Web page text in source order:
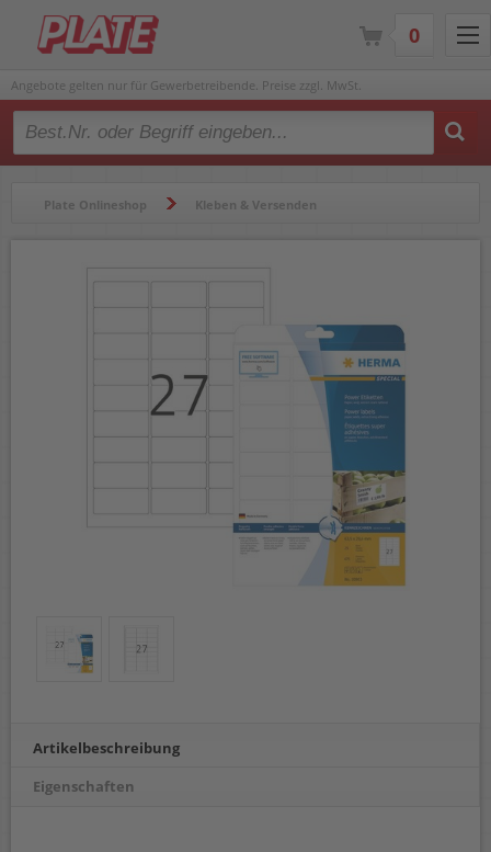
Angebote gelten nur für Gewerbetreibende. Preise zzgl. MwSt.
Type 2 or more characters for results.
Plate Onlineshop Kleben & Versenden
Artikelbeschreibung
Eigenschaften
0